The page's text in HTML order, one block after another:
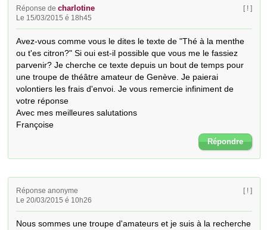
Réponse decharlotine
Le 15/03/2015 é 18h45
[ ! ]
Avez-vous comme vous le dites le texte de "Thé à la menthe
ou t'es citron?" Si oui est-il possible que vous me le fassiez
parvenir? Je cherche ce texte depuis un bout de temps pour
une troupe de théâtre amateur de Genève. Je paierai
volontiers les frais d'envoi. Je vous remercie infiniment de
votre réponse
Avec mes meilleures salutations
Françoise
Répondre
Réponse anonyme
Le 20/03/2015 é 10h26
[ ! ]
Nous sommes une troupe d'amateurs et je suis à la recherche